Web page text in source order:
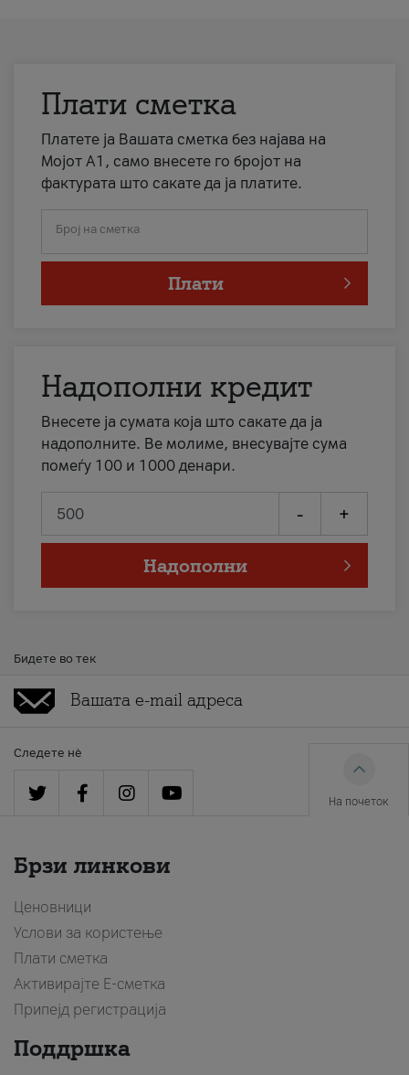
Плати сметка
Платете ја Вашата сметка без најава на
Мојот А1, само внесете го бројот на
фактурата што сакате да ја платите.
Број на сметка
Плати
Надополни кредит
Внесете ја сумата која што сакате да ја
надополните. Ве молиме, внесувајте сума
помеѓу 100 и 1000 денари.
- +
Надополни
Бидете во тек
Следете нè
На почеток
Брзи линкови
Ценовници
Услови за користење
Плати сметка
Активирајте Е-сметка
Припејд регистрација
Поддршка